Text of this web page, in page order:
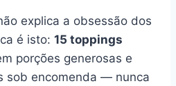
explica a obsessão dos
é isto: 15 toppings
porções generosas e
sob encomenda — nunca